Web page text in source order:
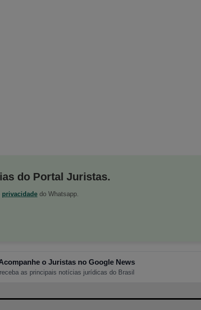
do Portal Juristas.
privacidade do Whatsapp.
o Juristas no Google News
receba as principais notícias jurídicas do Brasil